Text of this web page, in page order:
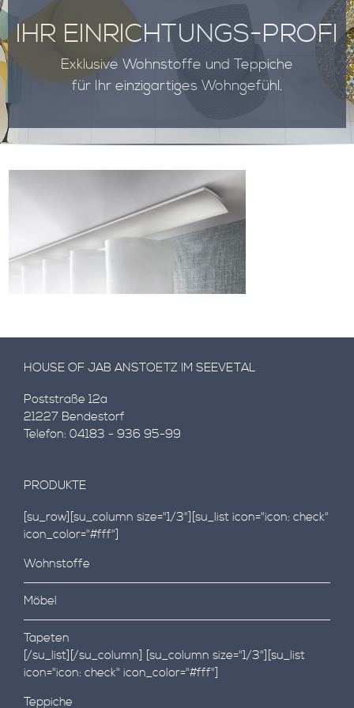
IHR EINRICHTUNGS-PROFI
Exklusive Wohnstoffe und Teppiche
für Ihr einzigartiges Wohngefühl.
HOUSE OF JAB ANSTOETZ IM SEEVETAL
Poststraße 12a
21227 Bendestorf
Telefon: 04183 - 936 95-99
PRODUKTE
[su_row][su_column size="1/3"][su_list icon="icon: check"
icon_color="#fff"]
Wohnstoffe
Möbel
Tapeten
[/su_list][/su_column] [su_column size="1/3"][su_list
icon="icon: check" icon_color="#fff"]
Teppiche